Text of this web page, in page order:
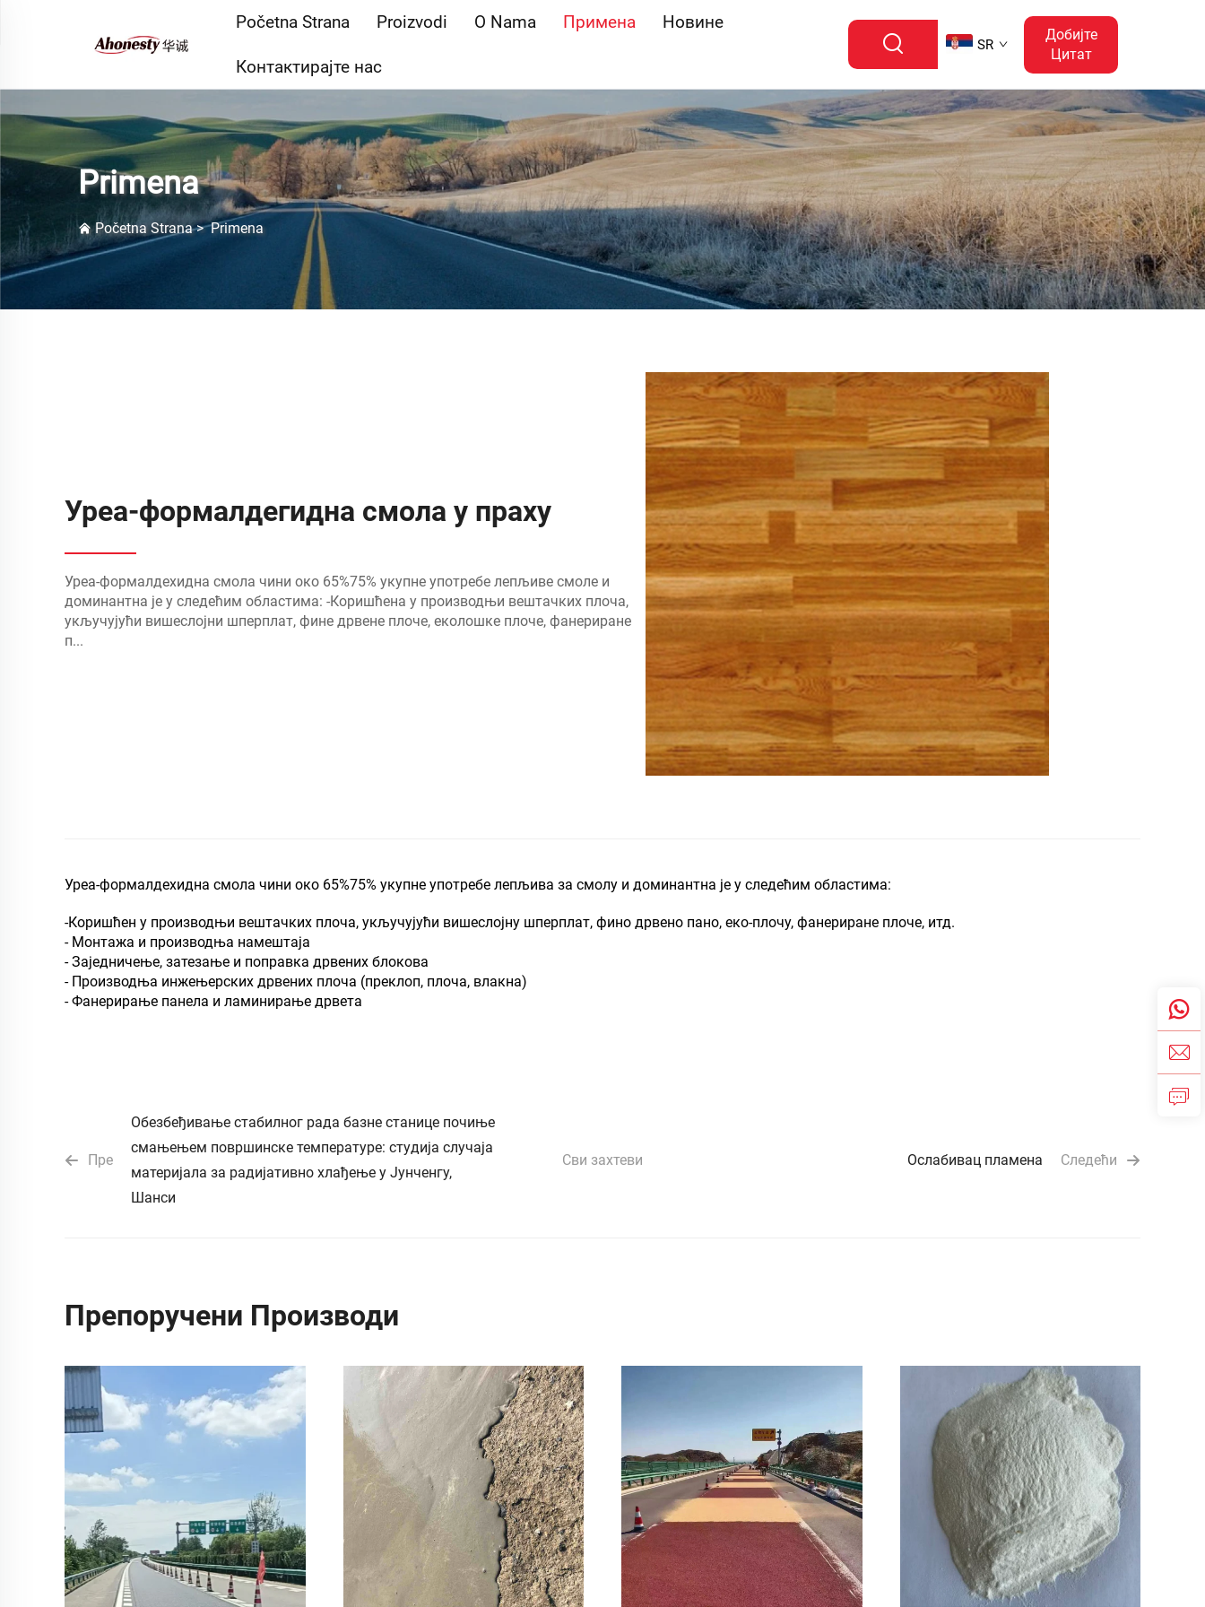
Početna Strana Proizvodi O Nama Примена Новине
Контактирајте нас
SR
Добијте
Цитат
Primena
Početna Strana>Primena
Уреа-формалдегидна смола у праху
Уреа-формалдехидна смола чини око 65%75% укупне употребе лепљиве смоле и
доминантна је у следећим областима: -Коришћена у производњи вештачких плоча,
укључујући вишеслојни шперплат, фине дрвене плоче, еколошке плоче, фанериране
п...
Уреа-формалдехидна смола чини око 65%75% укупне употребе лепљива за смолу и доминантна је у следећим областима:
-Коришћен у производњи вештачких плоча, укључујући вишеслојну шперплат, фино дрвено пано, еко-плочу, фанериране плоче, итд.
- Монтажа и производња намештаја
- Заједничење, затезање и поправка дрвених блокова
- Производња инжењерских дрвених плоча (преклоп, плоча, влакна)
- Фанерирање панела и ламинирање дрвета
Пре
Обезбеђивање стабилног рада базне станице почиње
смањењем површинске температуре: студија случаја
материјала за радијативно хлађење у Јунченгу,
Шанси
Сви захтеви Следећи
Ослабивац пламена
Препоручени Производи